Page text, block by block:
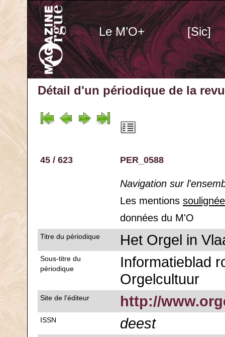
Le M’O+ [Sic]
Détail d'un périodique de la
45 / 623 PER_0588
Navigation sur
Les mentions
données du M'O
Titre du périodique Het Orgel in
Sous-titre du
périodique
Informatieblad
Orgelcultuur
Site de l'éditeur http://
ISSN deest